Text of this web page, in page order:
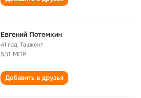
Евгений Потемкин
41 год,Ташкент
531 МПР
Добавить в друзья